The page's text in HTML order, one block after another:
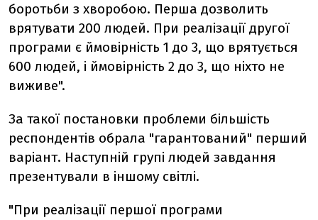
боротьби з хворобою. Перша дозволить
врятувати 200 людей. При реалізації другої
програми є ймовірність 1 до 3, що врятується
600 людей, і ймовірність 2 до 3, що ніхто не
виживе".
За такої постановки проблеми більшість
респондентів обрала "гарантований" перший
варіант. Наступній групі людей завдання
презентували в іншому світлі.
"При реалізації першої програми